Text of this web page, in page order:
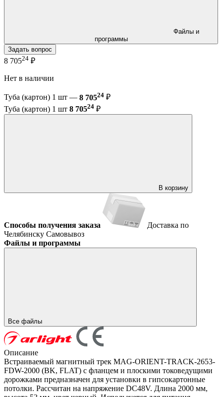
программы
Задать вопрос
8 70524 ₽
Нет в наличии
Туба (картон) 1 шт — 8 70524 ₽
Туба (картон) 1 шт 8 70524 ₽
В корзину
Способы получения заказа
Доставка по
Челябинску Самовывоз
Файлы и программы
Все файлы
Описание
Встраиваемый магнитный трек MAG-ORIENT-TRACK-2653-
FDW-2000 (BK, FLAT) с фланцем и плоскими токоведущими
дорожками предназначен для установки в гипсокартонные
потолки. Рассчитан на напряжение DC48V. Длина 2000 мм,